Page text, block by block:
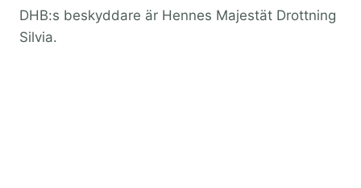
DHB:s beskyddare är Hennes Majestät Drottning
Silvia.